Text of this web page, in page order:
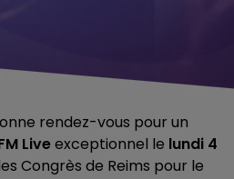
rendez-vous pour un
Liveexceptionnel le lundi 4
Congrès de Reims pour le